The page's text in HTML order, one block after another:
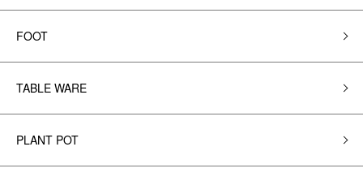
FOOT
TABLE WARE
PLANT POT